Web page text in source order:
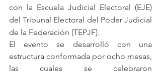
con la Escuela Judicial Electoral (EJE)
del Tribunal Electoral del Poder Judicial
de la Federación (TEPJF).
El evento se desarrolló con una
estructura conformada por ocho mesas,
las cuales se celebraron